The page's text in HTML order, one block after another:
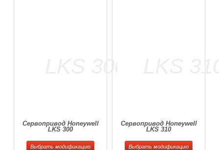
Сервопривод Honeywell
LKS 300
Выбрать модификацию
Сервопривод Honeywell
LKS 310
Выбрать модификацию